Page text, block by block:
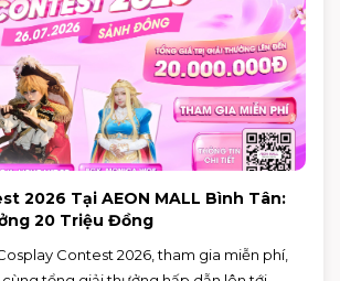
2026 Tại AEON MALL Bình Tân:
20 Triệu Đồng
Contest 2026, tham gia miễn phí,